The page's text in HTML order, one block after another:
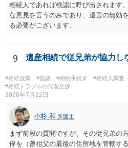
相続人であれば検認に呼び出されます
な意見を言うのみであり、遺言の無効
る必要がございます。
9 遺産相続で従兄弟が協力し
#相続放棄 #協議 #相続手続き #相続人調査
#相続トラブルの代理交渉
2026年7月22日
小杉 和 弁護士
まず前段の質問ですが、その従兄弟の
停を（曾祖父の最後の住所地を管轄す